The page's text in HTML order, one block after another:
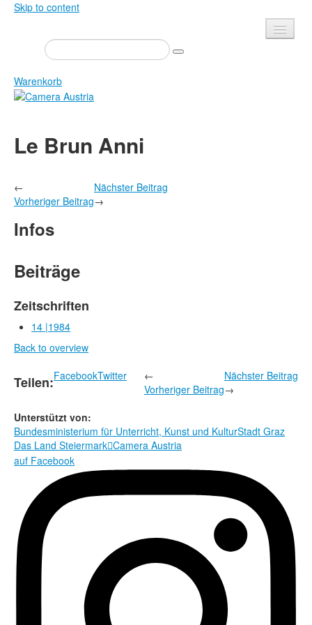
Skip to content
Presse
Veranstaltungen
Newsletter
Über uns
Shop
Warenkorb
Zeitschrift
Bücher
Camera Austria Preis
Rechtliche Informationen
Le Brun Anni
←
Vorheriger Beitrag
Nächster Beitrag
→
Infos
Beiträge
Zeitschriften
14 |1984
Back to overview
Teilen:FacebookTwitter
←
Vorheriger Beitrag
Nächster Beitrag
→
Unterstützt von:
Bundesministerium für Unterricht, Kunst und KulturStadt Graz
Das Land SteiermarkCamera Austria
auf Facebook